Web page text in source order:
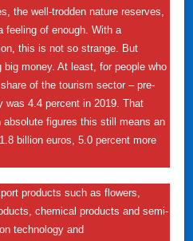
the well-trodden nature reserves,
feeling of enough. With a
this is not so strange. But
money. At least, for people who
of the tourism sector – pre-
was 4.4 percent in 2019. That
absolute figures this still means an
billion euros, 5.0 percent more
products such as flowers,
chemical products and semi-
technology and